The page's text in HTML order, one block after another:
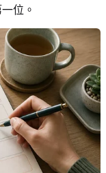
位。